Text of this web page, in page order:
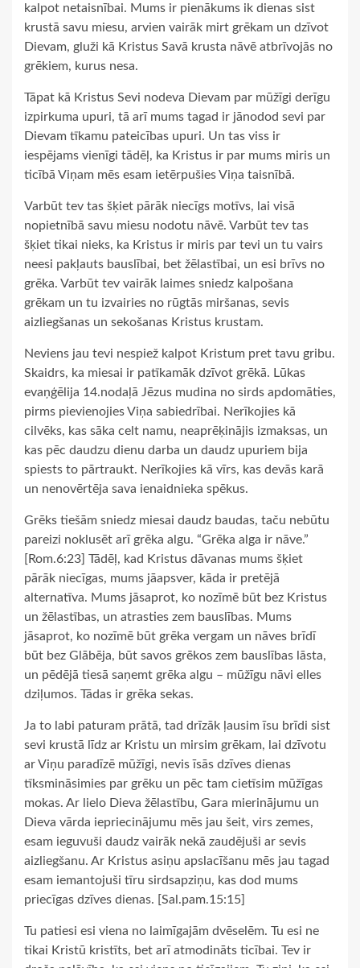
kalpot netaisnībai. Mums ir pienākums ik dienas sist
krustā savu miesu, arvien vairāk mirt grēkam un dzīvot
Dievam, gluži kā Kristus Savā krusta nāvē atbrīvojās no
grēkiem, kurus nesa.
Tāpat kā Kristus Sevi nodeva Dievam par mūžīgi derīgu
izpirkuma upuri, tā arī mums tagad ir jānodod sevi par
Dievam tīkamu pateicības upuri. Un tas viss ir
iespējams vienīgi tādēļ, ka Kristus ir par mums miris un
ticībā Viņam mēs esam ietērpušies Viņa taisnībā.
Varbūt tev tas šķiet pārāk niecīgs motīvs, lai visā
nopietnībā savu miesu nodotu nāvē. Varbūt tev tas
šķiet tikai nieks, ka Kristus ir miris par tevi un tu vairs
neesi pakļauts bauslībai, bet žēlastībai, un esi brīvs no
grēka. Varbūt tev vairāk laimes sniedz kalpošana
grēkam un tu izvairies no rūgtās miršanas, sevis
aizliegšanas un sekošanas Kristus krustam.
Neviens jau tevi nespiež kalpot Kristum pret tavu gribu.
Skaidrs, ka miesai ir patīkamāk dzīvot grēkā. Lūkas
evaņģēlija 14.nodaļā Jēzus mudina no sirds apdomāties,
pirms pievienojies Viņa sabiedrībai. Nerīkojies kā
cilvēks, kas sāka celt namu, neaprēķinājis izmaksas, un
kas pēc daudzu dienu darba un daudz upuriem bija
spiests to pārtraukt. Nerīkojies kā vīrs, kas devās karā
un nenovērtēja sava ienaidnieka spēkus.
Grēks tiešām sniedz miesai daudz baudas, taču nebūtu
pareizi noklusēt arī grēka algu. “Grēka alga ir nāve.”
[Rom.6:23] Tādēļ, kad Kristus dāvanas mums šķiet
pārāk niecīgas, mums jāapsver, kāda ir pretējā
alternatīva. Mums jāsaprot, ko nozīmē būt bez Kristus
un žēlastības, un atrasties zem bauslības. Mums
jāsaprot, ko nozīmē būt grēka vergam un nāves brīdī
būt bez Glābēja, būt savos grēkos zem bauslības lāsta,
un pēdējā tiesā saņemt grēka algu – mūžīgu nāvi elles
dziļumos. Tādas ir grēka sekas.
Ja to labi paturam prātā, tad drīzāk ļausim īsu brīdi sist
sevi krustā līdz ar Kristu un mirsim grēkam, lai dzīvotu
ar Viņu paradīzē mūžīgi, nevis īsās dzīves dienas
tīksmināsimies par grēku un pēc tam cietīsim mūžīgas
mokas. Ar lielo Dieva žēlastību, Gara mierinājumu un
Dieva vārda iepriecinājumu mēs jau šeit, virs zemes,
esam ieguvuši daudz vairāk nekā zaudējuši ar sevis
aizliegšanu. Ar Kristus asiņu apslacīšanu mēs jau tagad
esam iemantojuši tīru sirdsapziņu, kas dod mums
priecīgas dzīves dienas. [Sal.pam.15:15]
Tu patiesi esi viena no laimīgajām dvēselēm. Tu esi ne
tikai Kristū kristīts, bet arī atmodināts ticībai. Tev ir